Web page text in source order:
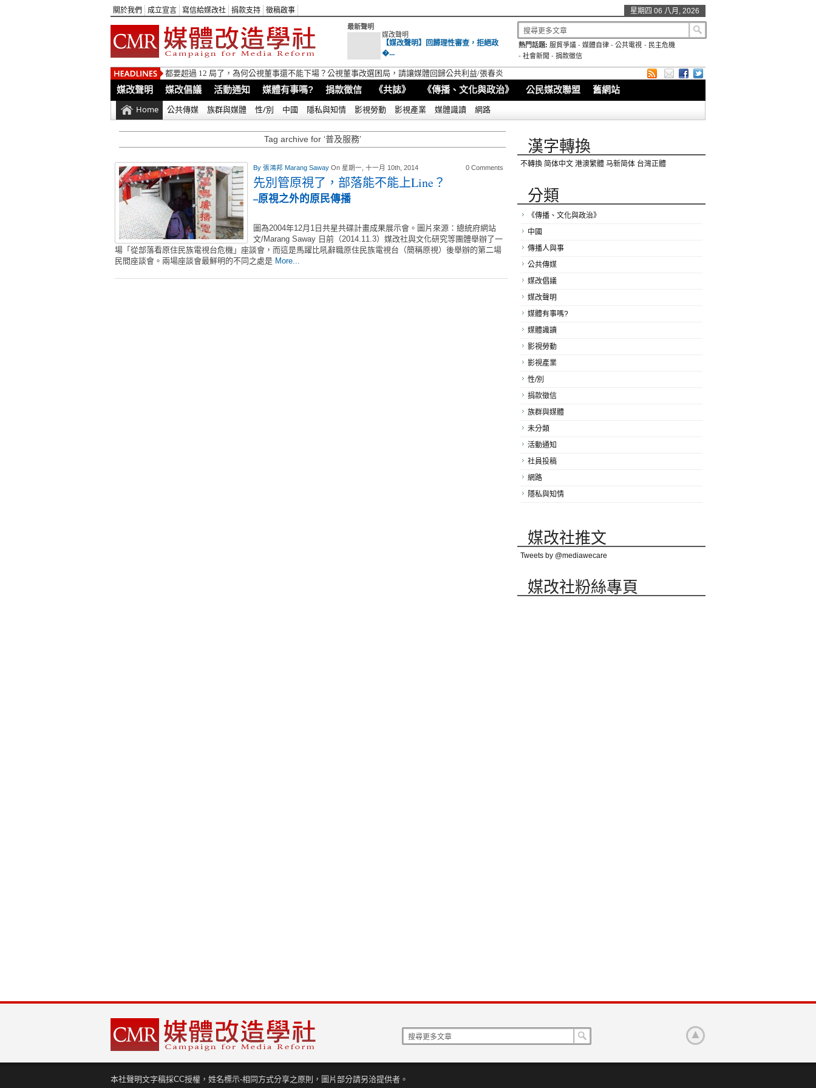
關於我們 成立宣言 寫信給媒改社 捐款支持 徵稿啟事 星期四 06 八月, 2026
最新聲明
媒改聲明
【媒改聲明】回歸理性審查，拒絕政
�...
熱門話題: 服貿爭議 -媒體自律 -公共電視 - 民主危機
- 社會新聞 - 捐款徵信
都要超過 12 局了，為何公視董事還不能下場？公視董事改選困局，請讓媒體回歸公共利益/張春炎
媒改聲明 媒改倡議 活動通知 媒體有事嗎? 捐款徵信 《共誌》 《傳播、文化與政治》 公民媒改聯盟 舊網站
Home 公共傳媒 族群與媒體 性/別 中國 隱私與知情 影視勞動 影視產業 媒體識讀 網路
Tag archive for ‘普及服務’
By 張鴻邦 Marang Saway On 星期一, 十一月 10th, 2014 0 Comments
先別管原視了，部落能不能上Line？
–原視之外的原民傳播
圖為2004年12月1日共星共碟計畫成果展示會。圖片來源：總統府網站
文/Marang Saway 日前（2014.11.3）媒改社與文化研究等團體舉辦了一
場「從部落看原住民族電視台危機」座談會，而這是馬躍比吼辭職原住民族電視台（簡稱原視）後舉辦的第二場
民間座談會。兩場座談會最鮮明的不同之處是 More...
漢字轉換
不轉換 简体中文 港澳繁體 马新简体 台灣正體
分類
《傳播、文化與政治》
中國
傳播人與事
公共傳媒
媒改倡議
媒改聲明
媒體有事嗎?
媒體識讀
影視勞動
影視產業
性/別
捐款徵信
族群與媒體
未分類
活動通知
社員投稿
網路
隱私與知情
媒改社推文
Tweets by @mediawecare
媒改社粉絲專頁
本社聲明文字稿採CC授權，姓名標示-相同方式分享之原則，圖片部分請另洽提供者。